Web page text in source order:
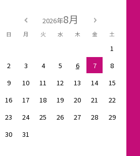
2026年8月
日 月 火 水 木 金 土
1
2
3 4 5 6 7
8
9
10 11 12 13 14
15
16
17 18 19 20 21
22
23
24 25 26 27 28
29
30
31